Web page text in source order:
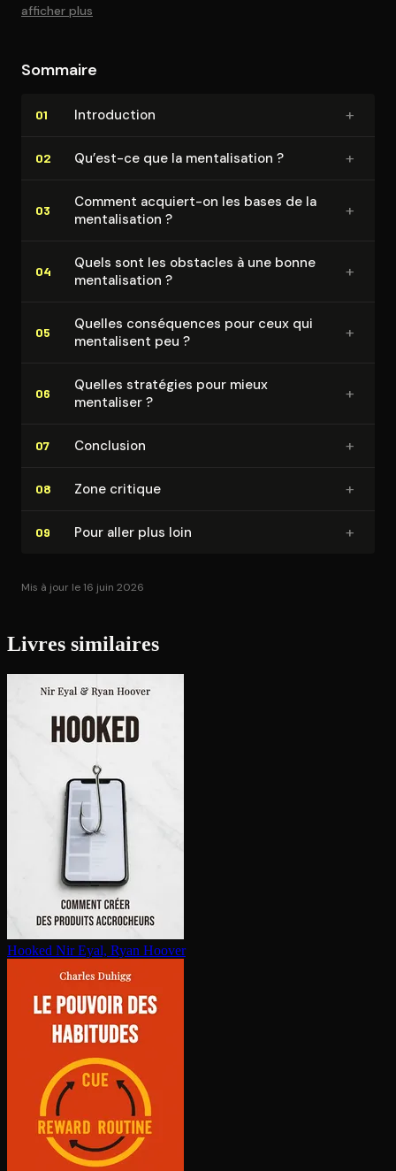
afficher plus
Sommaire
01 In­tro­duc­tion +
02 Qu’est-ce que la men­ta­li­sa­tion ? +
03
Comment acquiert-on les bases de la
men­ta­li­sa­tion ?
+
04
Quels sont les obstacles à une bonne
men­ta­li­sa­tion ?
+
05
Quelles consé­quences pour ceux qui
mentalisent peu ?
+
06
Quelles stratégies pour mieux
mentaliser ?
+
07 Conclusion +
08 Zone critique +
09 Pour aller plus loin +
Mis à jour le 16 juin 2026
Livres similaires
Hooked Nir Eyal, Ryan Hoover